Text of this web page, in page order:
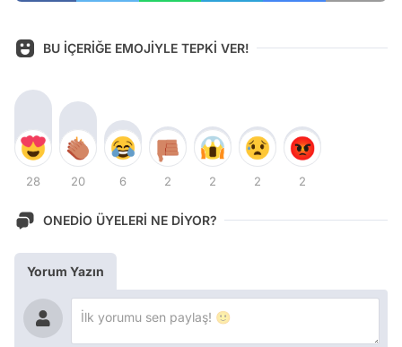
BU İÇERİĞE EMOJİYLE TEPKİ VER!
28 20 6 2 2 2 2
ONEDİO ÜYELERİ NE DİYOR?
Yorum Yazın